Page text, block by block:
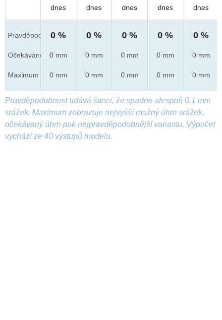
Pravděpod.
Očekáváno
Maximum
dnes
0 %
0 mm
0 mm
dnes
0 %
0 mm
0 mm
dnes
0 %
0 mm
0 mm
dnes
0 %
0 mm
0 mm
dnes
0 %
0 mm
0 mm
Pravděpodobnost udává šanci, že spadne alespoň 0,1 mm
srážek. Maximum zobrazuje nejvyšší možný úhrn srážek,
očekávaný úhrn pak nejpravděpodobnější variantu. Výpočet
vychází ze 40 výstupů modelu.